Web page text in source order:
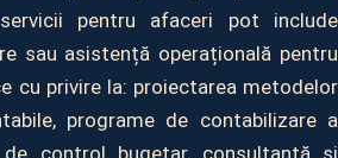
pentru afaceri pot include
sau asistență operațională pentru
cu privire la: proiectarea metodelor
programe de contabilizare a
control bugetar, consultanță și